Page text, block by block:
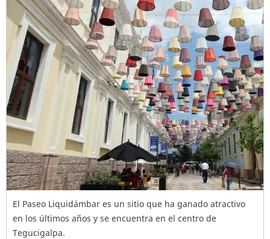
El Paseo Liquidámbar es un sitio que ha ganado atractivo
en los últimos años y se encuentra en el centro de
Tegucigalpa.